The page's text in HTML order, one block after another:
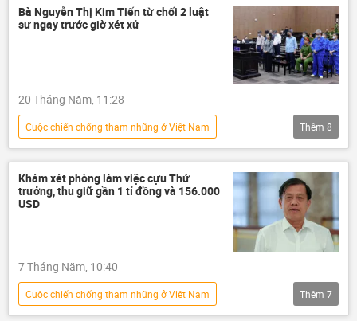
tham nhũng
Tham ô tài sản
tham ô
y tế
Bộ Y Tế Việt Nam
Bà Nguyễn Thị Kim Tiến từ chối 2 luật
sư ngay trước giờ xét xử
20 Tháng Năm, 11:28
Сuộc chiến chống tham nhũng ở Việt Nam
Việt Nam
thông tin
Nguyễn Thị Kim Tiến
y tế
Bộ Y Tế Việt Nam
Bộ trưởng Y tế
Thêm 8
Khám xét phòng làm việc cựu Thứ
trưởng, thu giữ gần 1 tỉ đồng và 156.000
USD
7 Tháng Năm, 10:40
Сuộc chiến chống tham nhũng ở Việt Nam
Việt Nam
thông tin tham nhũng
Thêm 7